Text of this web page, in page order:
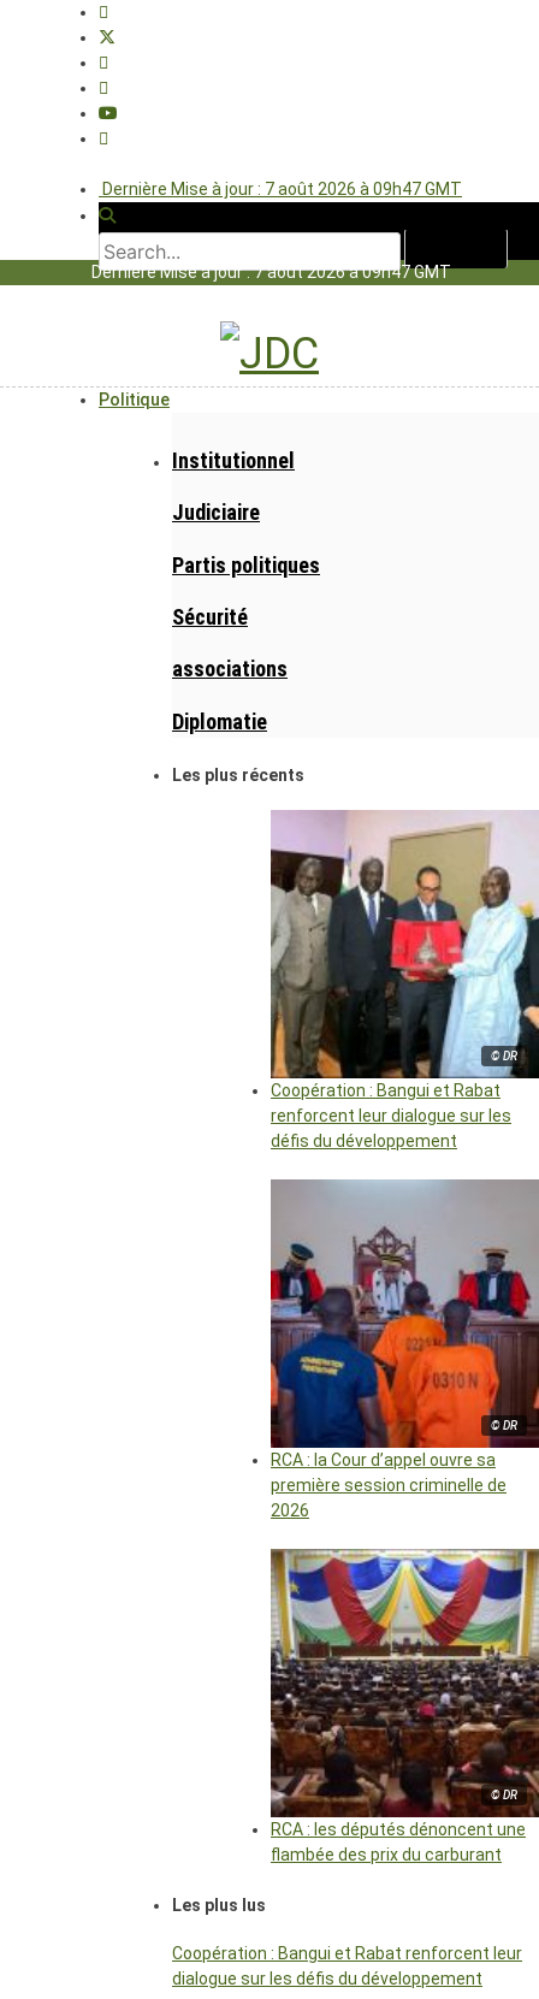
Dernière Mise à jour : 7 août 2026 à 09h47 GMT
Dernière Mise à jour : 7 août 2026 à 09h47 GMT
Politique
Institutionnel
Judiciaire
Partis politiques
Sécurité
associations
Diplomatie
Les plus récents
© DR
Coopération : Bangui et Rabat
renforcent leur dialogue sur les
défis du développement
© DR
RCA : la Cour d’appel ouvre sa
première session criminelle de
2026
© DR
RCA : les députés dénoncent une
flambée des prix du carburant
Les plus lus
Coopération : Bangui et Rabat renforcent leur
dialogue sur les défis du développement